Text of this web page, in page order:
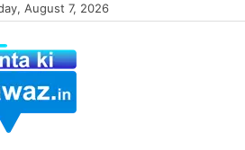
August 7, 2026